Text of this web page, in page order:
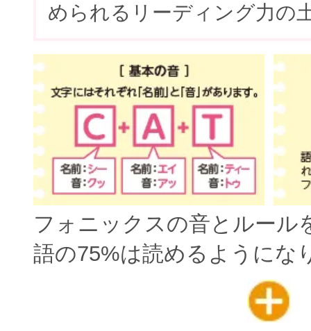
められるリーディング力の
フォニックスの音とルール
語の75%は読めるようにな